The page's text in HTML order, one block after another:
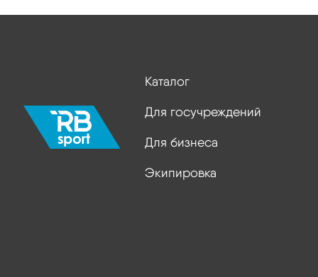
Каталог
Для госучреждений
Для бизнеса
Экипировка